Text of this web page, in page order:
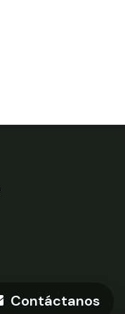
Contáctanos